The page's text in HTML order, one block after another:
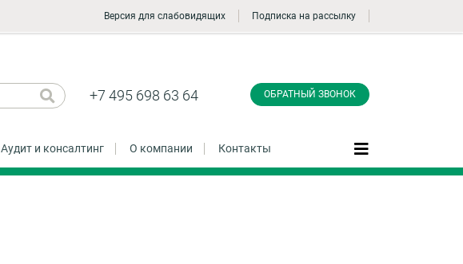
Версия для слабовидящих Подписка на рассылку
+7 495 698 63 64 ОБРАТНЫЙ ЗВОНОК
Аудит и консалтинг О компании Контакты
звонок